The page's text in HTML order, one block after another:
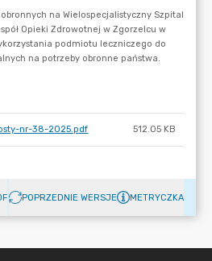
nr-38-2025.pdf 512.05 KB
POPRZEDNIE WERSJE METRYCZKA